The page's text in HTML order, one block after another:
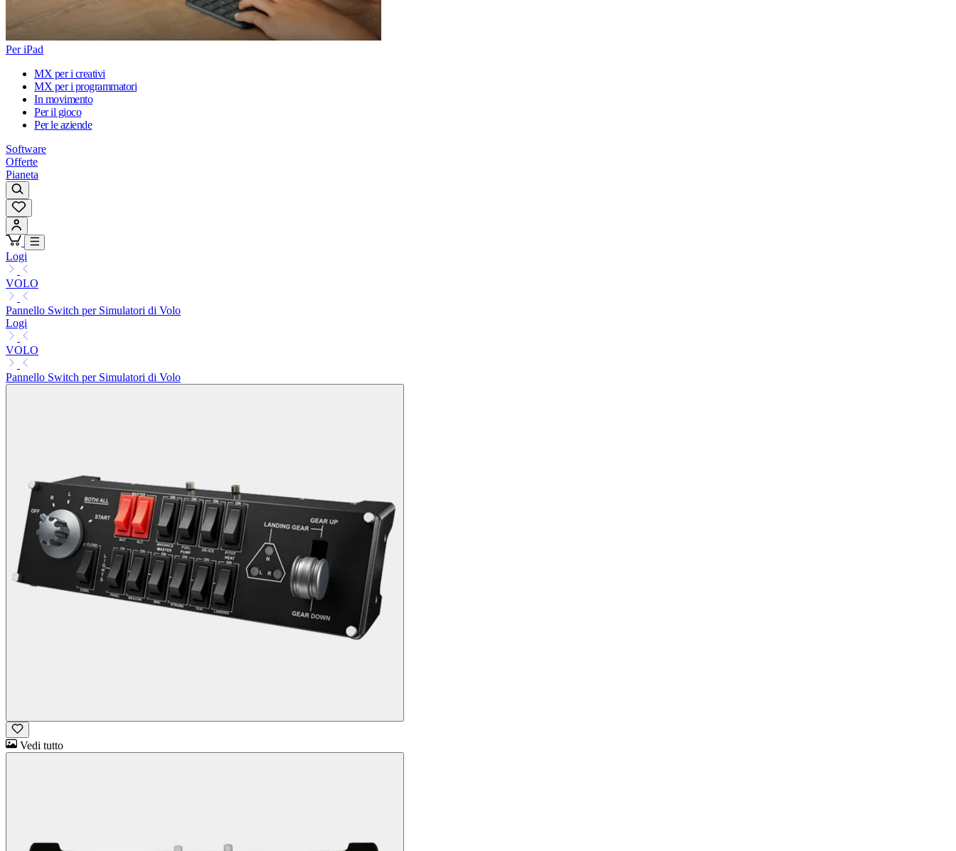
Per iPad
MX per i creativi
MX per i programmatori
In movimento
Per il gioco
Per le aziende
Software
Offerte
Pianeta
Logi
VOLO
Pannello Switch per Simulatori di Volo
Logi
VOLO
Pannello Switch per Simulatori di Volo
Vedi tutto